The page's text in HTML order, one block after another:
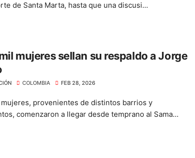
de Santa Marta, hasta que una discusi...
mujeres sellan su respaldo a Jorge
COLOMBIA FEB 28, 2026
mujeres, provenientes de distintos barrios y
comenzaron a llegar desde temprano al Sama...